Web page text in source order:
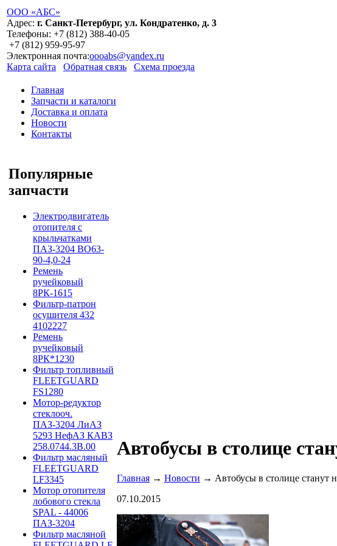
ООО «АБС»
Адрес: г. Санкт-Петербург, ул. Кондратенко, д. 3
Телефоны: +7 (812) 388-40-05
+7 (812) 959-95-97
Электронная почта:oooabs@yandex.ru
Карта сайта
Обратная связь Схема проезда
Главная
Запчасти и каталоги
Доставка и оплата
Новости
Контакты
Популярные
запчасти
Электродвигатель
отопителя с
крыльчатками
ПАЗ-3204 ВО63-
90-4,0-24
Ремень
ручейковый
8РК-1615
Фильтр-патрон
осушителя 432
4102227
Ремень
ручейковый
8РК*1230
Фильтр топливный
FLEETGUARD
FS1280
Мотор-редуктор
стеклооч.
ПАЗ-3204 ЛиАЗ
5293 НефАЗ КАВЗ
258.0744.3B.00
Фильтр масляный
FLEETGUARD
LF3345
Мотор отопителя
лобового стекла
SPAL - 44006
ПАЗ-3204
Фильтр масляной
Автобусы в столице
Главная → Новости → Автобусы в столице станут
07.10.2015